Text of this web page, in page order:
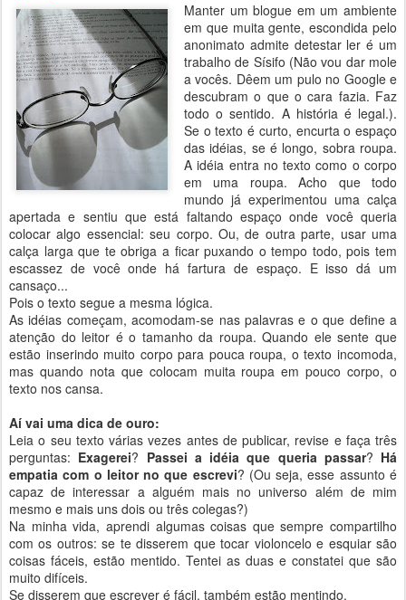
Manter um blogue em um ambiente
em que muita gente, escondida pelo
anonimato admite detestar ler é um
trabalho de Sísifo (Não vou dar mole
a vocês. Dêem um pulo no Google e
descubram o que o cara fazia. Faz
todo o sentido. A história é legal.).
Se o texto é curto, encurta o espaço
das idéias, se é longo, sobra roupa.
A idéia entra no texto como o corpo
em uma roupa. Acho que todo
mundo já experimentou uma calça
apertada e sentiu que está faltando espaço onde você queria
colocar algo essencial: seu corpo. Ou, de outra parte, usar uma
calça larga que te obriga a ficar puxando o tempo todo, pois tem
escassez de você onde há fartura de espaço. E isso dá um
cansaço...
Pois o texto segue a mesma lógica.
As idéias começam, acomodam-se nas palavras e o que define a
atenção do leitor é o tamanho da roupa. Quando ele sente que
estão inserindo muito corpo para pouca roupa, o texto incomoda,
mas quando nota que colocam muita roupa em pouco corpo, o
texto nos cansa.
Aí vai uma dica de ouro:
Leia o seu texto várias vezes antes de publicar, revise e faça três
perguntas: Exagerei? Passei a idéia que queria passar? Há
empatia com o leitor no que escrevi? (Ou seja, esse assunto é
capaz de interessar a alguém mais no universo além de mim
mesmo e mais uns dois ou três colegas?)
Na minha vida, aprendi algumas coisas que sempre compartilho
com os outros: se te disserem que tocar violoncelo e esquiar são
coisas fáceis, estão mentido. Tentei as duas e constatei que são
muito difíceis.
Se disserem que escrever é fácil, também estão mentindo.